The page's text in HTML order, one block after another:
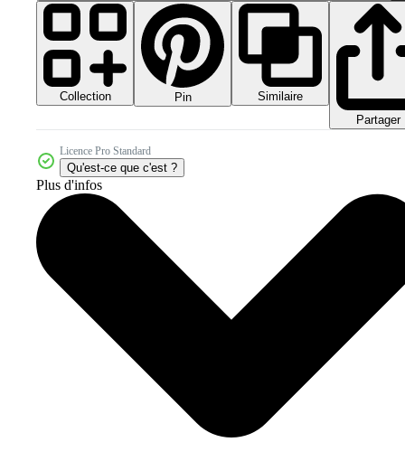
Collection Pin
Similaire
Partager
Licence Pro Standard
Qu'est-ce que c'est ?
Plus d'infos